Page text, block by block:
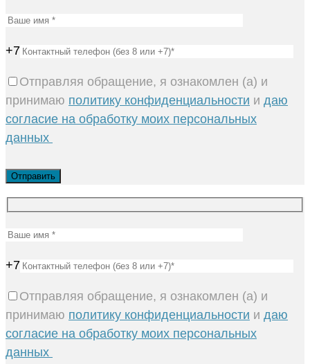
+7
Отправляя обращение, я ознакомлен (а) и
принимаю политику конфиденциальности и даю
согласие на обработку моих персональных
данных
+7
Отправляя обращение, я ознакомлен (а) и
принимаю политику конфиденциальности и даю
согласие на обработку моих персональных
данных